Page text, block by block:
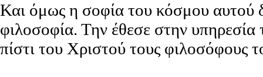
Και όμως η σοφία του κόσμου αυτού
φιλοσοφία. Την έθεσε στην υπηρεσία
πίστι του Χριστού τους φιλοσόφους